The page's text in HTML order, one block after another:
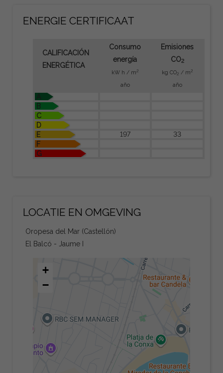
ENERGIE CERTIFICAAT
CALIFICACIÓN
ENERGÉTICA
Consumo
energía
kW h / m2
año
Emisiones
CO2
kg CO2 / m2
año
A
B
C
D
E
197
33
F
G
LOCATIE EN OMGEVING
Oropesa del Mar (Castellón)
El Balcó - Jaume I
+
−